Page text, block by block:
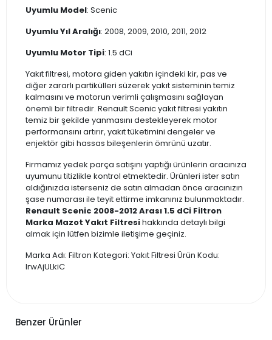
Uyumlu Model: Scenic
Uyumlu Yıl Aralığı: 2008, 2009, 2010, 2011, 2012
Uyumlu Motor Tipi: 1.5 dCi
Yakıt filtresi, motora giden yakıtın içindeki kir, pas ve
diğer zararlı partikülleri süzerek yakıt sisteminin temiz
kalmasını ve motorun verimli çalışmasını sağlayan
önemli bir filtredir. Renault Scenic yakıt filtresi yakıtın
temiz bir şekilde yanmasını destekleyerek motor
performansını artırır, yakıt tüketimini dengeler ve
enjektör gibi hassas bileşenlerin ömrünü uzatır.
Firmamız yedek parça satışını yaptığı ürünlerin aracınıza
uyumunu titizlikle kontrol etmektedir. Ürünleri ister satın
aldığınızda isterseniz de satın almadan önce aracınızın
şase numarası ile teyit ettirme imkanınız bulunmaktadır.
Renault Scenic 2008-2012 Arası 1.5 dCi Filtron
Marka Mazot Yakıt Filtresihakkında detaylı bilgi
almak için lütfen bizimle iletişime geçiniz.
Marka Adı: Filtron Kategori: Yakıt Filtresi Ürün Kodu:
lrwAjULkiC
Benzer Ürünler